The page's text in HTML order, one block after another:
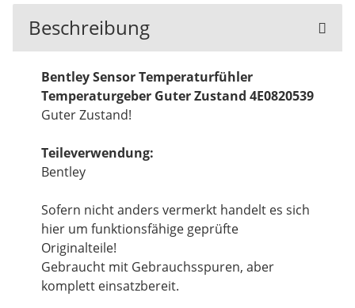
Beschreibung
Bentley Sensor Temperaturfühler
Temperaturgeber Guter Zustand 4E0820539
Guter Zustand!
Teileverwendung:
Bentley
Sofern nicht anders vermerkt handelt es sich
hier um funktionsfähige geprüfte
Originalteile!
Gebraucht mit Gebrauchsspuren, aber
komplett einsatzbereit.